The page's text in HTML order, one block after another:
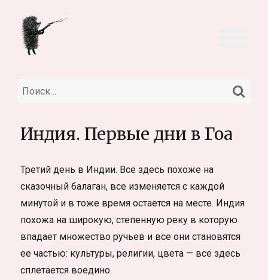
Искать:
Индия. Первые дни в Гоа
Третий день в Индии. Все здесь похоже на
сказочный балаган, все изменяется с каждой
минутой и в тоже время остается на месте. Индия
похожа на широкую, степенную реку в которую
впадает множество ручьев и все они становятся
ее частью: культуры, религии, цвета — все здесь
сплетается воедино.